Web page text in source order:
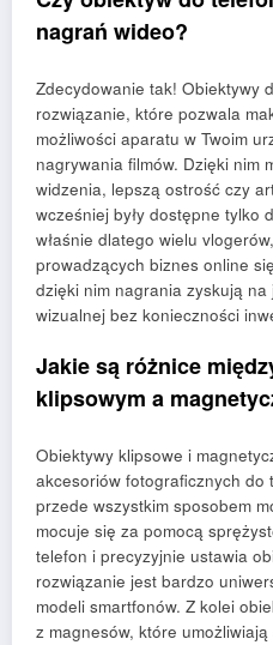
nagrań wideo?
Zdecydowanie tak! Obiektywy
rozwiązanie, które pozwala
możliwości aparatu w Twoim
nagrywania filmów. Dzięki nim
widzenia, lepszą ostrość czy
wcześniej były dostępne tylko
właśnie dlatego wielu
prowadzących biznes online
dzięki nim nagrania zyskują
wizualnej bez konieczności
Jakie są różnice
klipsowym a
Obiektywy klipsowe i
akcesoriów fotograficznych do
przede wszystkim sposobem
mocuje się za pomocą
telefon i precyzyjnie ustawia
rozwiązanie jest bardzo
modeli smartfonów. Z kolei
z magnesów, które